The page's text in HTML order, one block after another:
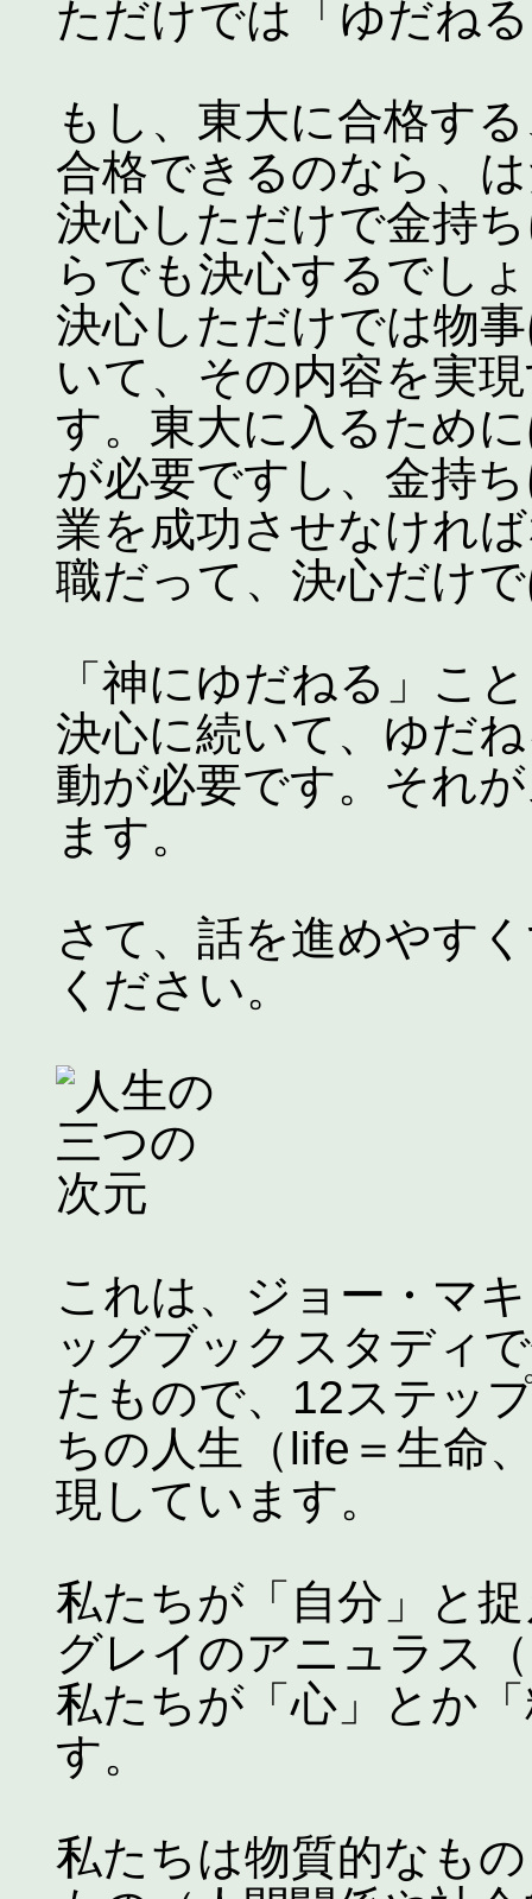
ただけでは「ゆだね
もし、東大に合格す
合格できるのなら、
決心しただけで金持
らでも決心するでし
決心しただけでは物
いて、その内容を実
す。東大に入るため
が必要ですし、金持
業を成功させなけれ
職だって、決心だけ
「神にゆだねる」こ
決心に続いて、ゆだ
動が必要です。それ
ます。
さて、話を進めやす
ください。
これは、ジョー・マ
ッグブックスタディ
たもので、12ステッ
ちの人生（life＝生命
現しています。
私たちが「自分」と
グレイのアニュラス
私たちが「心」とか
す。
私たちは物質的なも